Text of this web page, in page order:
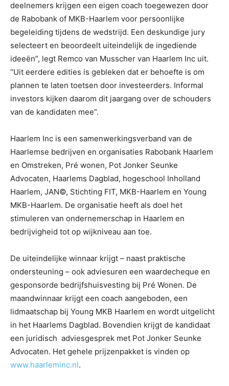
deelnemers krijgen een eigen coach toegewezen door
de Rabobank of MKB-Haarlem voor persoonlijke
begeleiding tijdens de wedstrijd. Een deskundige jury
selecteert en beoordeelt uiteindelijk de ingediende
ideeën”, legt Remco van Musscher van Haarlem Inc uit.
“Uit eerdere edities is gebleken dat er behoefte is om
plannen te laten toetsen door investeerders. Informal
investors kijken daarom dit jaargang over de schouders
van de kandidaten mee”.
Haarlem Inc is een samenwerkingsverband van de
Haarlemse bedrijven en organisaties Rabobank Haarlem
en Omstreken, Pré wonen, Pot Jonker Seunke
Advocaten, Haarlems Dagblad, hogeschool Inholland
Haarlem, JAN©, Stichting FIT, MKB-Haarlem en Young
MKB-Haarlem. De organisatie heeft als doel het
stimuleren van ondernemerschap in Haarlem en
bedrijvigheid tot op wijkniveau aan toe.
De uiteindelijke winnaar krijgt – naast praktische
ondersteuning – ook adviesuren een waardecheque en
gesponsorde bedrijfshuisvesting bij Pré Wonen. De
maandwinnaar krijgt een coach aangeboden, een
lidmaatschap bij Young MKB Haarlem en wordt uitgelicht
in het Haarlems Dagblad. Bovendien krijgt de kandidaat
een juridisch adviesgesprek met Pot Jonker Seunke
Advocaten. Het gehele prijzenpakket is vinden op
www.haarleminc.nl.